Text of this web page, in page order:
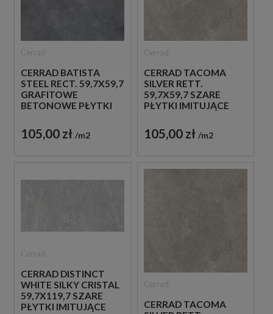
CERRAD BATISTA
STEEL RECT. 59,7X59,7
GRAFITOWE
BETONOWE PŁYTKI
105,00 zł m2
CERRAD TACOMA
SILVER RETT.
59,7X59,7 SZARE
PŁYTKI IMITUJĄCE
105,00 zł m2
CERRAD DISTINCT
WHITE SILKY CRISTAL
59,7X119,7 SZARE
PŁYTKI IMITUJĄCE
CERRAD TACOMA